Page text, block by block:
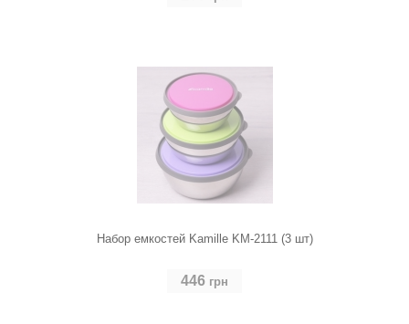
Набор емкостей Kamille KM-2111 (3 шт)
446 грн